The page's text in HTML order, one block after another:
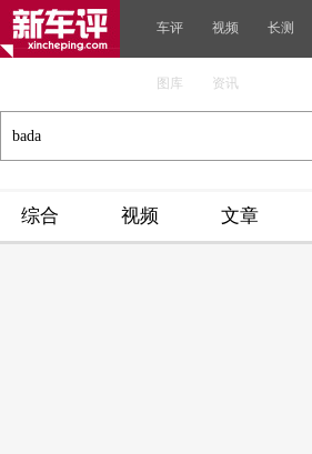
车评 视频 长测
图库 资讯
综合 视频 文章